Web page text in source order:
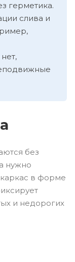
герметика.
слива и
без
нужно
в форме
и недорогих